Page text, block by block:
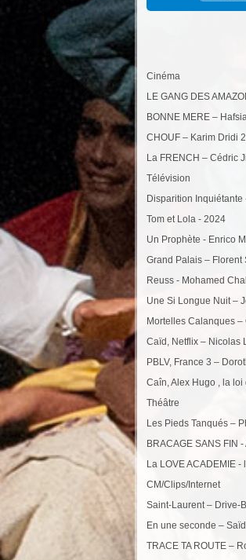
Cinéma
LE GANG DES
BONNE MERE –
CHOUF – Karim Dridi
La FRENCH – Cédric
Télévision
Disparition Inquiétante
Tom et Lola - 2024
Un Prophète - Enrico
Grand Palais – Florent
Reuss - Mohamed
Une Si Longue Nuit –
Mortelles Calanques
Caïd, Netflix – Nicolas
PBLV, France 3 –
Caîn, Alex Hugo , la
Théâtre
Les Pieds Tanqués –
BRACAGE SANS FIN
La LOVE ACADEMIE -
CM/Clips/Internet
Saint-Laurent – Drive-
En une seconde –
TRACE TA ROUTE –